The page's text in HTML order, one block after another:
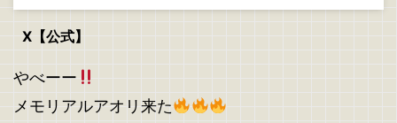
X【公式】
やべーー
メモリアルアオリ来た